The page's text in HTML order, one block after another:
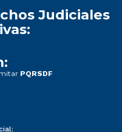
Judiciales
PQRSDF